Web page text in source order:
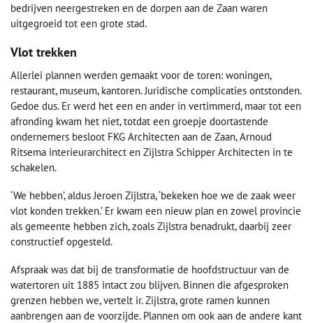
bedrijven neergestreken en de dorpen aan de Zaan waren
uitgegroeid tot een grote stad.
Vlot trekken
Allerlei plannen werden gemaakt voor de toren: woningen,
restaurant, museum, kantoren. Juridische complicaties ontstonden.
Gedoe dus. Er werd het een en ander in vertimmerd, maar tot een
afronding kwam het niet, totdat een groepje doortastende
ondernemers besloot FKG Architecten aan de Zaan, Arnoud
Ritsema interieurarchitect en Zijlstra Schipper Architecten in te
schakelen.
‘We hebben’, aldus Jeroen Zijlstra, ‘bekeken hoe we de zaak weer
vlot konden trekken.’ Er kwam een nieuw plan en zowel provincie
als gemeente hebben zich, zoals Zijlstra benadrukt, daarbij zeer
constructief opgesteld.
Afspraak was dat bij de transformatie de hoofdstructuur van de
watertoren uit 1885 intact zou blijven. Binnen die afgesproken
grenzen hebben we, vertelt ir. Zijlstra, grote ramen kunnen
aanbrengen aan de voorzijde. Plannen om ook aan de andere kant